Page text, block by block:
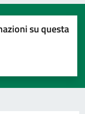
su questa